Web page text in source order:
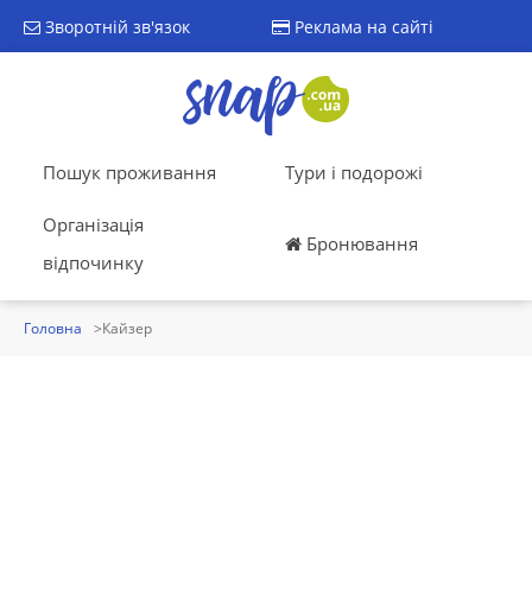
Зворотній зв'язок Реклама на сайті
Пошук проживання Тури і подорожі
Організація
відпочинку
Бронювання
Головна Кайзер